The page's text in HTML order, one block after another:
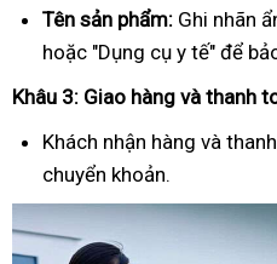
Tên sản phẩm: Ghi nhãn
hoặc "Dụng cụ y tế" để
Khâu 3: Giao hàng và thanh
Khách nhận hàng và
chuyển khoản.